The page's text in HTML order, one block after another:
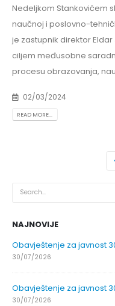
Nedeljkom Stankovićem
naučnoj i poslovno-
je zastupnik direktor
ciljem međusobne
procesu obrazovanja,
02/03/2024
READ MORE...
NAJNOVIJE
Prof. dr Dario Galić –
24/07/2026
Prof. dr Sead Rešić –
22/07/2026